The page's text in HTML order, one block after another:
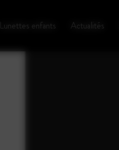
Lunettes enfants Actualités